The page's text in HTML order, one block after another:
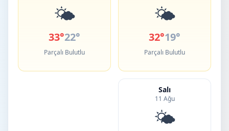
🌤️
33°22°
Parçalı Bulutlu
🌤️
32°19°
Parçalı Bulutlu
Salı
11 Ağu
🌤️